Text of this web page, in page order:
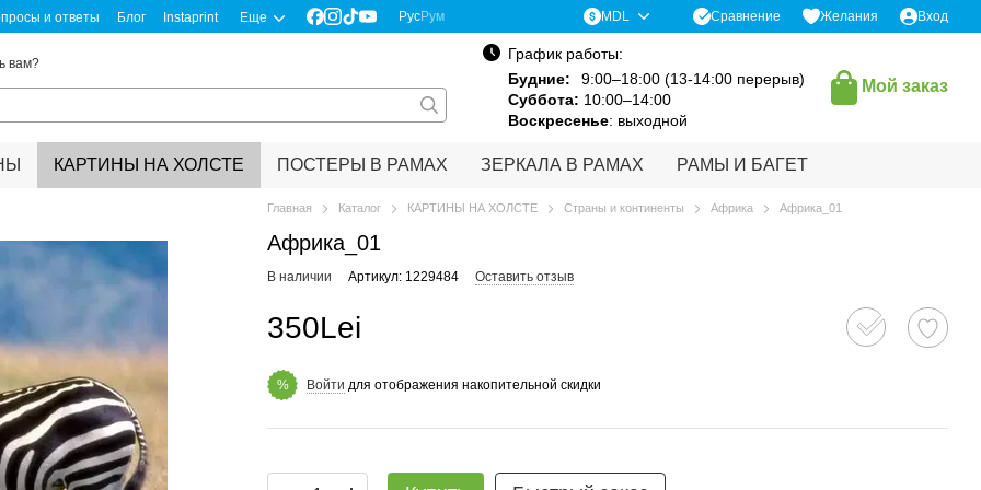
и ответы Блог Instaprint Еще РусРум MDL Сравнение Желания Вход
вам?
График работы:
Будние:
9:00–18:00 (13-14:00 перерыв)
Суббота: 10:00–14:00
Воскресенье: выходной
Мой заказ
КАРТИНЫ НА ХОЛСТЕ ПОСТЕРЫ В РАМАХ ЗЕРКАЛА В РАМАХ РАМЫ И БАГЕТ
Главная Каталог КАРТИНЫ НА ХОЛСТЕ Страны и континенты Африка Африка_01
Африка_01
В наличии Артикул: 1229484 Оставить отзыв
350Lei
% Войти для отображения накопительной скидки